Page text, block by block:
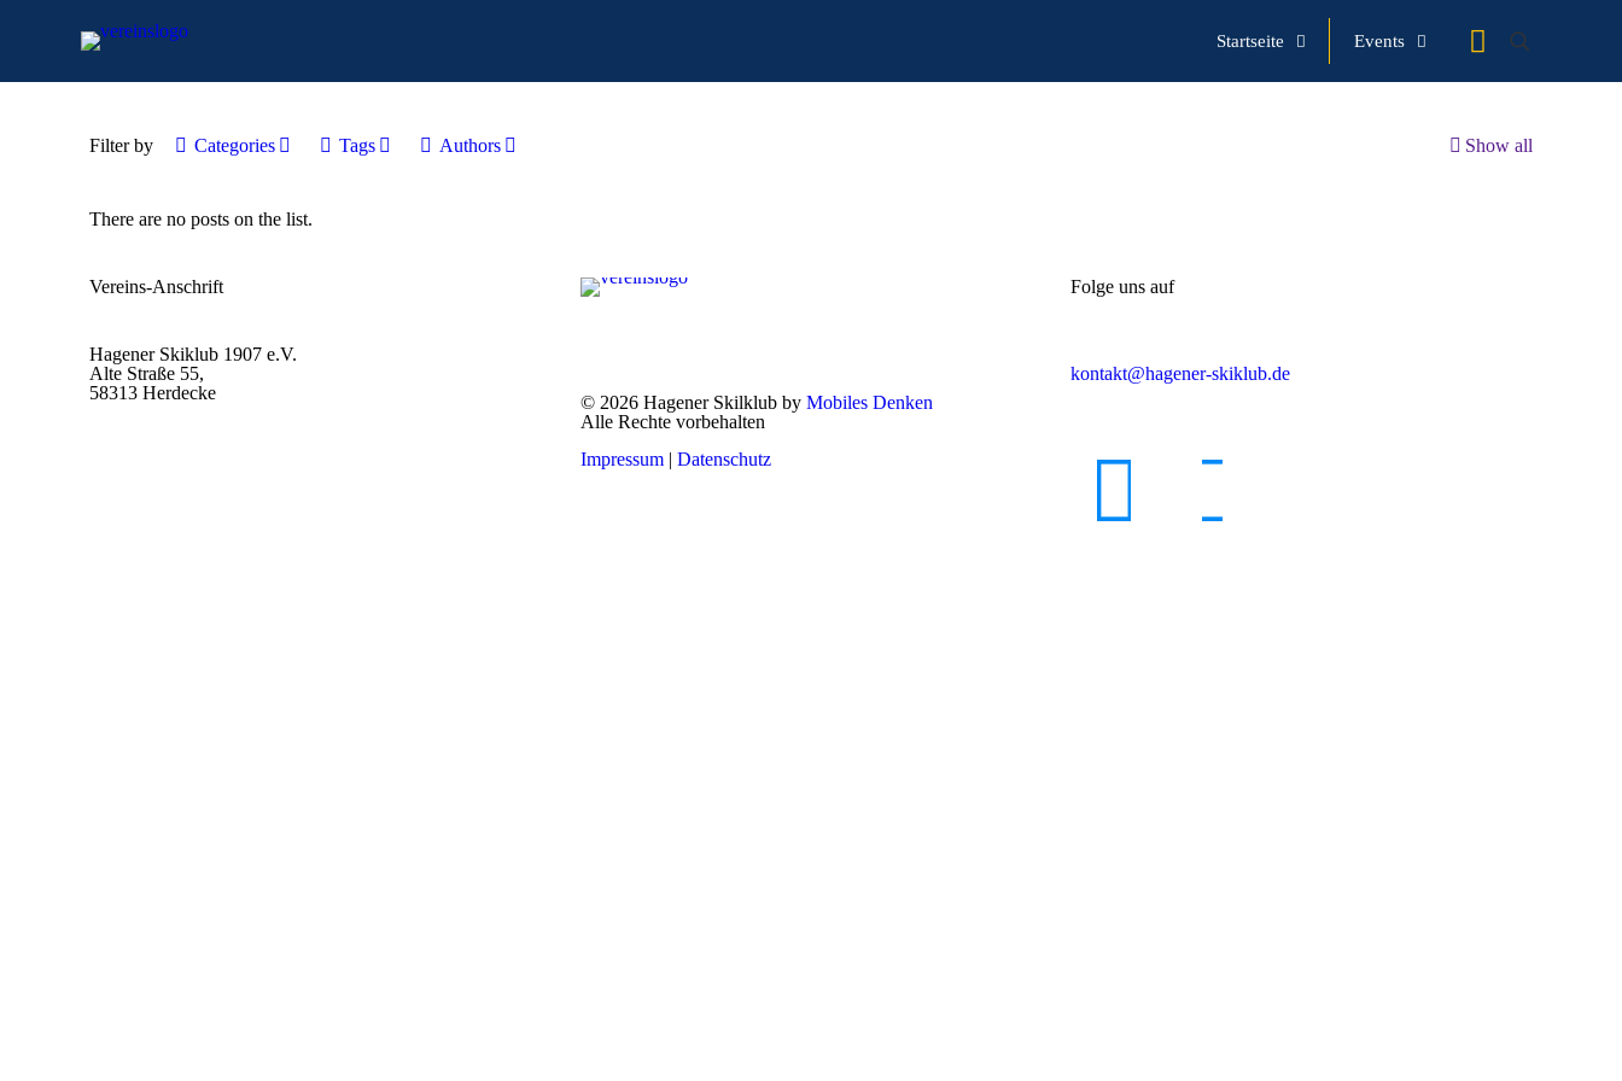
Startseite Events
Filter by Categories Tags Authors Show all
There are no posts on the list.
Vereins-Anschrift
Hagener Skiklub 1907 e.V.
Alte Straße 55,
58313 Herdecke
© 2026 Hagener Skilklub by Mobiles Denken
Alle Rechte vorbehalten
Impressum| Datenschutz
Folge uns auf
kontakt@hagener-skiklub.de